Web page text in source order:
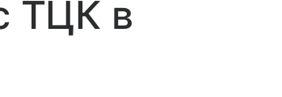
ТЦК в